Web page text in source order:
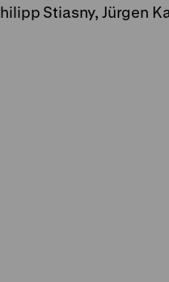
Stiasny, Jürgen